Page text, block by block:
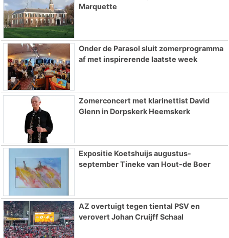
Marquette
Onder de Parasol sluit zomerprogramma
af met inspirerende laatste week
Zomerconcert met klarinettist David
Glenn in Dorpskerk Heemskerk
Expositie Koetshuijs augustus-
september Tineke van Hout-de Boer
AZ overtuigt tegen tiental PSV en
verovert Johan Cruijff Schaal